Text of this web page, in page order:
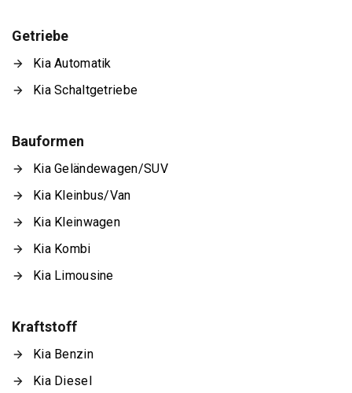
Getriebe
Kia Automatik
Kia Schaltgetriebe
Bauformen
Kia Geländewagen/SUV
Kia Kleinbus/Van
Kia Kleinwagen
Kia Kombi
Kia Limousine
Kraftstoff
Kia Benzin
Kia Diesel